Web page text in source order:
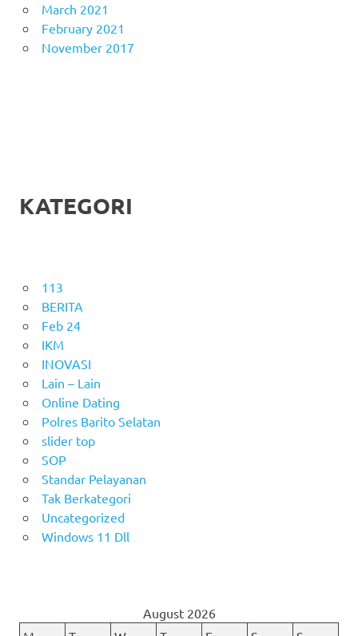
March 2021
February 2021
November 2017
KATEGORI
113
BERITA
Feb 24
IKM
INOVASI
Lain – Lain
Online Dating
Polres Barito Selatan
slider top
SOP
Standar Pelayanan
Tak Berkategori
Uncategorized
Windows 11 Dll
August 2026